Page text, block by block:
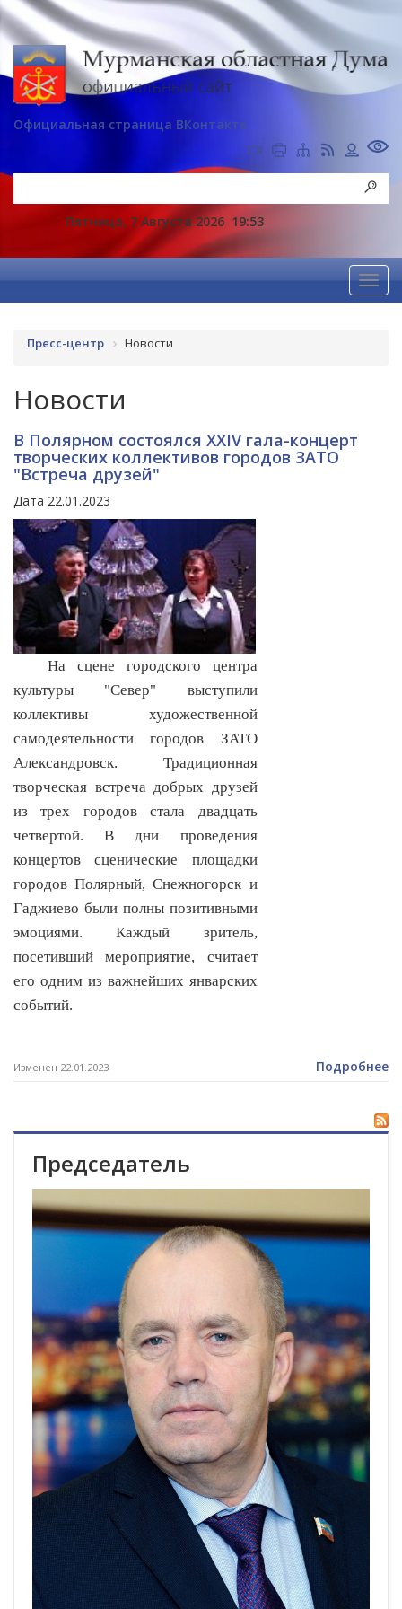
Официальная страница ВКонтакте
Пятница, 7 Августа 2026 19:53
Пресс-центр Новости
Новости
В Полярном состоялся XXIV гала-концерт
творческих коллективов городов ЗАТО
"Встреча друзей"
Дата 22.01.2023
На сцене городского центра
культуры "Север" выступили
коллективы художественной
самодеятельности городов ЗАТО
Александровск. Традиционная
творческая встреча добрых друзей
из трех городов стала двадцать
четвертой. В дни проведения
концертов сценические площадки
городов Полярный, Снежногорск и
Гаджиево были полны позитивными
эмоциями. Каждый зритель,
посетивший мероприятие, считает
его одним из важнейших январских
событий.
Изменен 22.01.2023 Подробнее
Председатель